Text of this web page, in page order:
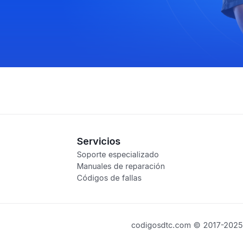
Servicios
Soporte especializado
Manuales de reparación
Códigos de fallas
codigosdtc.com © 2017-2025